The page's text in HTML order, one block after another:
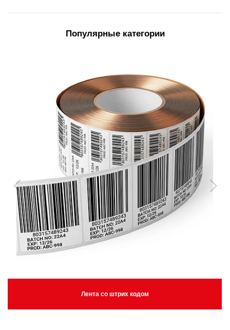
Популярные категории
Лента со штрих кодом